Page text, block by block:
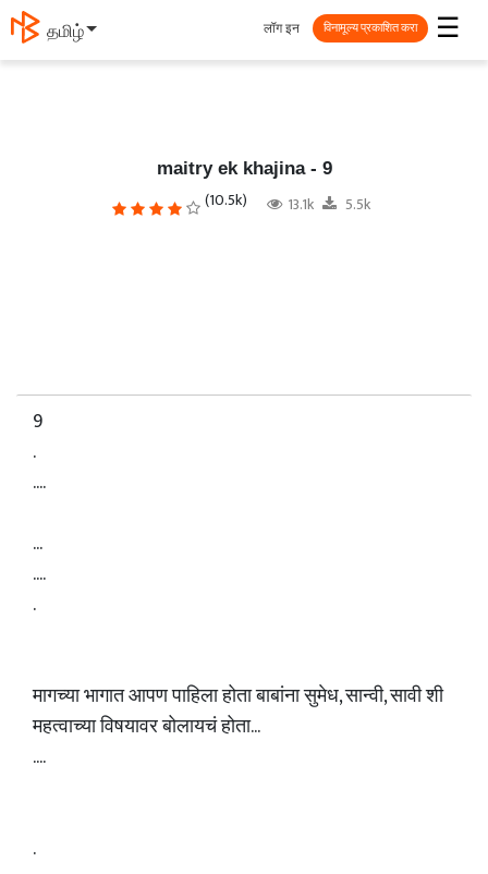
தமிழ் ☰
लॉग इन विनामूल्य प्रकाशित करा
maitry ek khajina - 9
(10.5k) 13.1k 5.5k
9
.
....
...
....
.
मागच्या भागात आपण पाहिला होता बाबांना सुमेध, सान्वी, सावी शी
महत्वाच्या विषयावर बोलायचं होता...
....
.